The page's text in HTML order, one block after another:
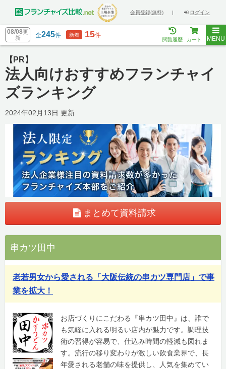
会員登録(無料) | ログイン
08/08更
新
全245件 新着 15件
閲覧履歴 カート MENU
【PR】
法人向けおすすめフランチャイ
ズランキング
2024年02月13日 更新
まとめて資料請求
串カツ田中
老若男女から愛される「大阪伝統の串カツ専門店」で事
業を拡大！
お店づくりにこだわる『串カツ田中』は、誰で
も気軽に入れる明るい店内が魅力です。調理技
術の習得が容易で、仕込み時間の軽減も図れま
す。流行の移り変わりが激しい飲食業界で、長
年愛される老舗の味を提供し、人気を集めてい